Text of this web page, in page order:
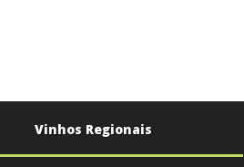
Vinhos Regionais